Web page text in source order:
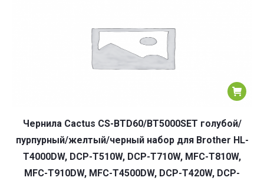
Чернила Cactus CS-BTD60/BT5000SET голубой/
пурпурный/желтый/черный набор для Brother HL-
T4000DW, DCP-T510W, DCP-T710W, MFC-T810W,
MFC-T910DW, MFC-T4500DW, DCP-T420W, DCP-